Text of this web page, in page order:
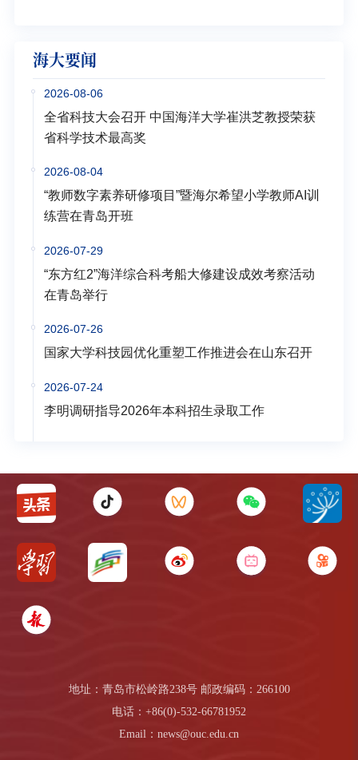
海大要闻
2026-08-06
全省科技大会召开 中国海洋大学崔洪芝教授荣获
省科学技术最高奖
2026-08-04
“教师数字素养研修项目”暨海尔希望小学教师AI训
练营在青岛开班
2026-07-29
“东方红2”海洋综合科考船大修建设成效考察活动
在青岛举行
2026-07-26
国家大学科技园优化重塑工作推进会在山东召开
2026-07-24
李明调研指导2026年本科招生录取工作
地址：青岛市松岭路238号 邮政编码：266100
电话：+86(0)-532-66781952
Email：news@ouc.edu.cn